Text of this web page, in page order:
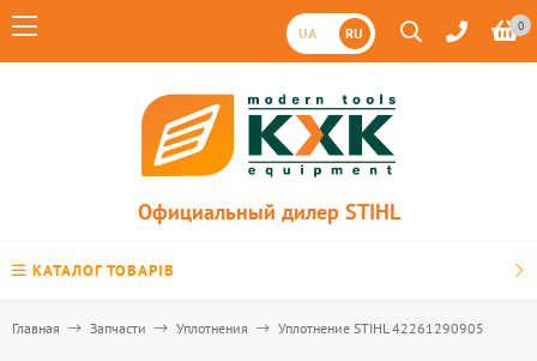
UA RU 0
Официальный дилер STIHL
КАТАЛОГ ТОВАРІВ
Главная Запчасти Уплотнения Уплотнение STIHL 42261290905